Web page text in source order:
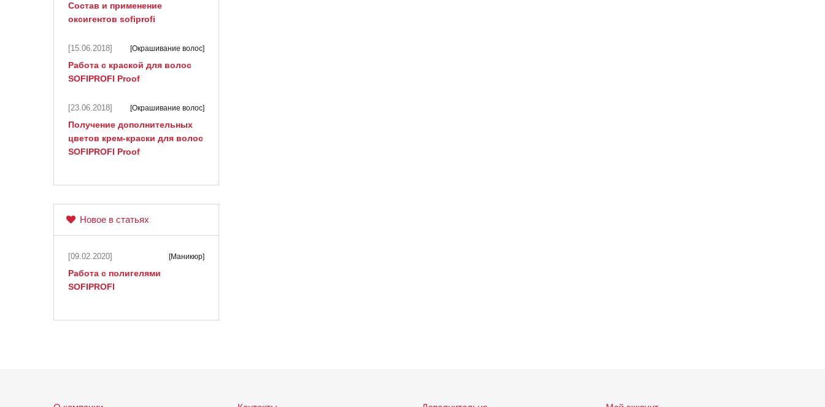
Состав и применение
оксигентов sofiprofi
[15.06.2018] [Окрашивание волос]
Работа с краской для волос
SOFIPROFI Proof
[23.06.2018] [Окрашивание волос]
Получение дополнительных
цветов крем-краски для волос
SOFIPROFI Proof
Новое в статьях
[09.02.2020] [Маникюр]
Работа с полигелями
SOFIPROFI